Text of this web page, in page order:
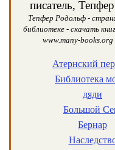
писатель,
Тепфер Родольф -
библиотеке - скачать
www.many-
Атернский
Библиотека
дяди
Большой
Бернар